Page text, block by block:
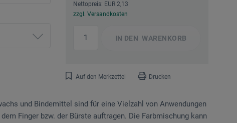
Nettopreis: EUR 2,13
zzgl. Versandkosten
IN DEN WARENKORB
Auf den Merkzettel Drucken
und Bindemittel sind für eine Vielzahl von Anwendungen
Finger bzw. der Bürste auftragen. Die Farbmischung kann